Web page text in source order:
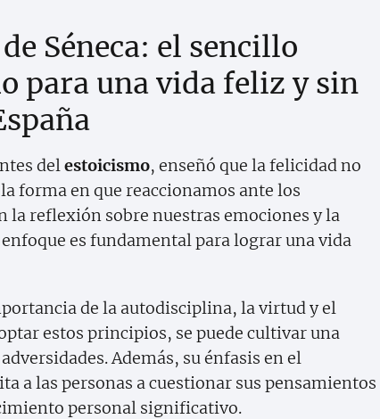
Séneca: el sencillo
para una vida feliz y sin
del estoicismo, enseñó que la felicidad no
forma en que reaccionamos ante los
la reflexión sobre nuestras emociones y la
es fundamental para lograr una vida
de la autodisciplina, la virtud y el
estos principios, se puede cultivar una
Además, su énfasis en el
a las personas a cuestionar sus pensamientos
personal significativo.